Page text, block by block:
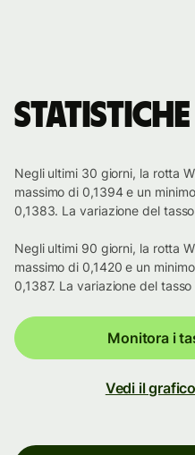
Statistiche
Negli ultimi 30 giorni, la rotta
massimo di 0,1394 e un
0,1383. La variazione del
Negli ultimi 90 giorni, la rotta
massimo di 0,1420 e un
0,1387. La variazione del
Monitora i
Vedi il